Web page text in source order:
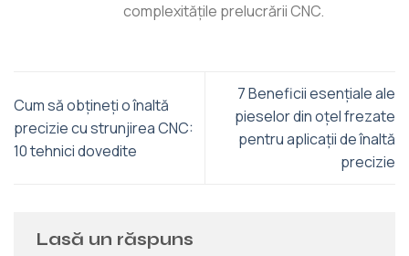
complexitățile prelucrării CNC.
Cum să obțineți o înaltă
precizie cu strunjirea CNC:
10 tehnici dovedite
7 Beneficii esențiale ale
pieselor din oțel frezate
pentru aplicații de înaltă
precizie
Lasă un răspuns